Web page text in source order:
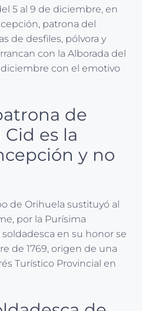
5 al 9 de diciembre, en
patrona del
de desfiles, pólvora y
con la Alborada del
con el emotivo
de
es la
y no
de Orihuela sustituyó al
por la Purísima
en su honor se
de 1769, origen de una
Turístico Provincial en